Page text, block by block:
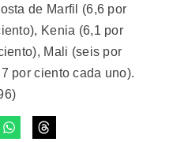
de Marfil (6,6 por
Kenia (6,1 por
Mali (seis por
por ciento cada uno).